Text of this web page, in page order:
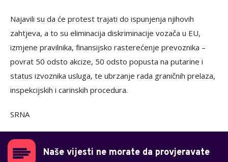
Najavili su da će protest trajati do ispunjenja njihovih
zahtjeva, a to su eliminacija diskriminacije vozača u EU,
izmjene pravilnika, finansijsko rasterećenje prevoznika –
povrat 50 odsto akcize, 50 odsto popusta na putarine i
status izvoznika usluga, te ubrzanje rada graničnih prelaza,
inspekcijskih i carinskih procedura.
SRNA
Naše vijesti ne morate da provjeravate